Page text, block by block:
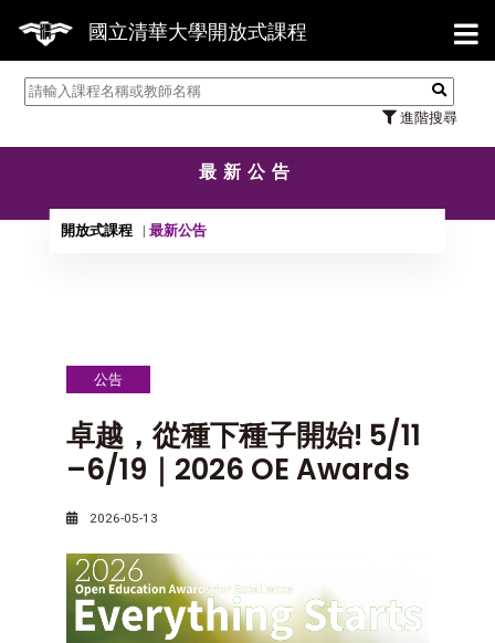
國立清華大學開放式課程
進階搜尋
【
最新公告
開放式課程 最新公告
公告
卓越，從種下種子開始! 5/11
–6/19｜2026 OE Awards
2026-05-13